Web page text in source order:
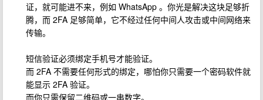
证，就可能进不来，例如 WhatsApp 。你光是解决这块足够折
腾，而 2FA 足够简单，它不经过任何中间人攻击或中间网络来
传输。
短信验证必须绑定手机号才能验证。
而 2FA 不需要任何形式的绑定，哪怕你只需要一个密码软件就
能显示 2FA 验证。
而你只需保留二维码或一串数字。